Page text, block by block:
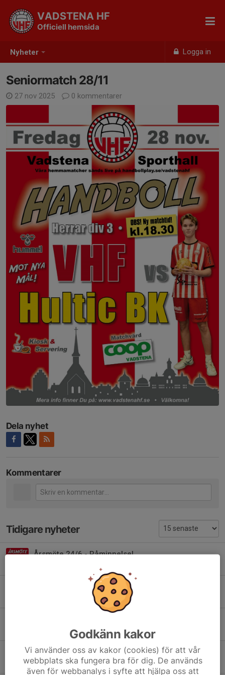
Nyheter Logga in
VADSTENA HF
Officiell hemsida
Seniormatch 28/11
27 nov 2025 0 kommentarer
Dela nyhet
Kommentarer
Tidigare nyheter
Årsmöte 24/6 - Påminnelse!
0
12 maj, 20:45 0
Tack för säsongen 2025–2026!
30 mar, 17:20 0
Godkänn kakor
Vi använder oss av kakor (cookies) för att vår
webbplats ska fungera bra för dig. De används
även för webbanalys i syfte att hjälpa oss att